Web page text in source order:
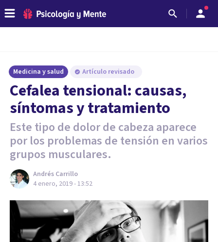
Medicina y salud Artículo revisado
Cefalea tensional: causas,
síntomas y tratamiento
Este tipo de dolor de cabeza aparece
por los problemas de tensión en varios
grupos musculares.
Andrés Carrillo
4 enero, 2019 - 13:52